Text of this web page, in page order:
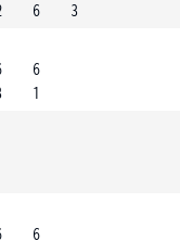
6
3
6
1
6